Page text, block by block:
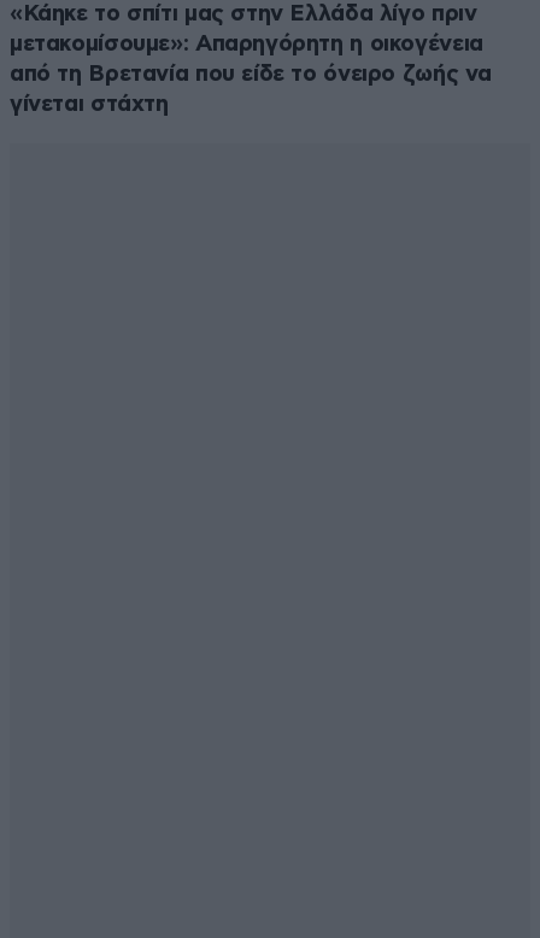
«Κάηκε το σπίτι μας στην Ελλάδα λίγο πριν
μετακομίσουμε»: Απαρηγόρητη η οικογένεια
από τη Βρετανία που είδε το όνειρο ζωής να
γίνεται στάχτη